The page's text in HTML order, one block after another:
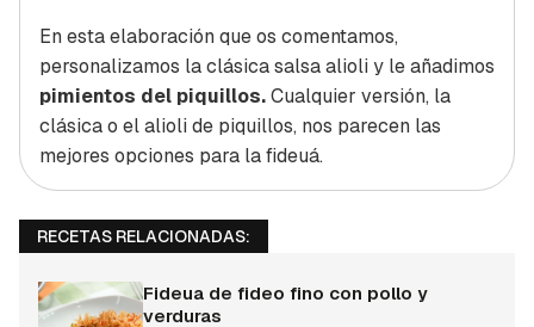
En esta elaboración que os comentamos,
personalizamos la clásica salsa alioli y le añadimos
pimientos del piquillos.Cualquier versión, la
clásica o el alioli de piquillos, nos parecen las
mejores opciones para la fideuá.
RECETAS RELACIONADAS:
Fideua de fideo fino con pollo y
verduras